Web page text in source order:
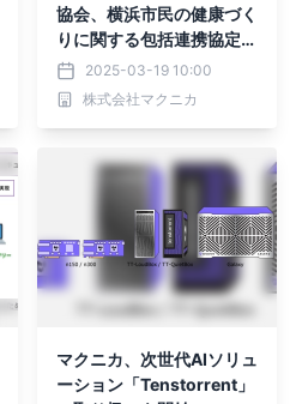
協会、横浜市民の健康づく
りに関する包括連携協定を
締結2025-03-19 10:00
株式会社マクニカ
マクニカ、次世代AIソリュ
ーション「Tenstorrent」